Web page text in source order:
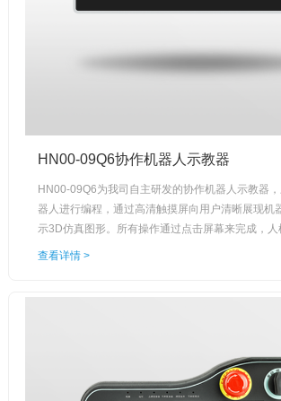
HN00-09Q6协作机器人示教器
HN00-09Q6为我司自主研发的协作机器人示教器
器人进行编程，通过高清触摸屏向用户清晰展现机
示3D仿真图形。所有操作通过点击屏幕来完成，人
查看详情 >